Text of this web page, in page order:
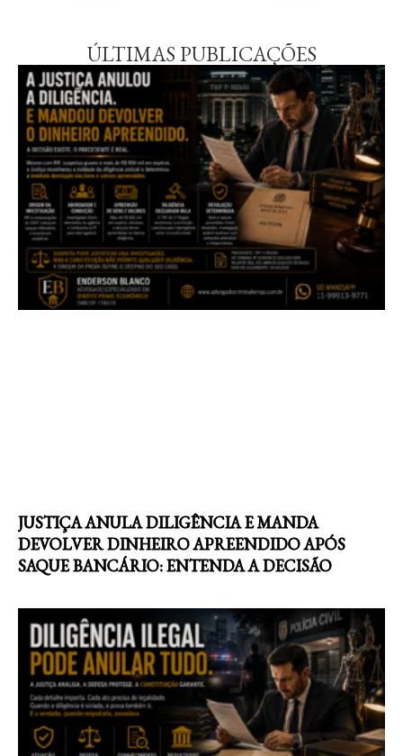
ÚLTIMAS PUBLICAÇÕES
JUSTIÇA ANULA DILIGÊNCIA E MANDA
DEVOLVER DINHEIRO APREENDIDO APÓS
SAQUE BANCÁRIO: ENTENDA A DECISÃO